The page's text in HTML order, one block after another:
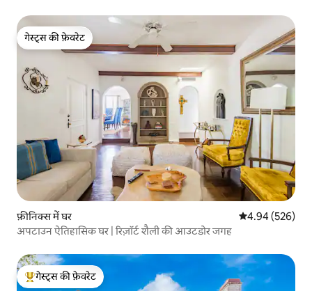
गेस्ट्स की फ़ेवरेट
गेस्ट्स की फ़ेवरेट
फ़ीनिक्स में घर औसत रेटिंग 5 में से
4.94 (526)
अपटाउन ऐतिहासिक घर | रिज़ॉर्ट शैली की आउटडोर जगह
गेस्ट्स का टॉप फ़ेवरेट
गेस्ट्स की फ़ेवरेट